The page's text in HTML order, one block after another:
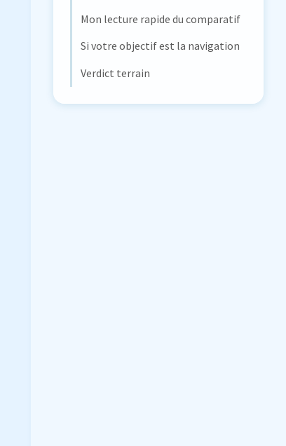
Mon lecture rapide du comparatif
Si votre objectif est la navigation
Verdict terrain